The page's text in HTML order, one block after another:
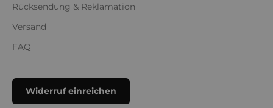
Rücksendung & Reklamation
Versand
FAQ
Widerruf einreichen